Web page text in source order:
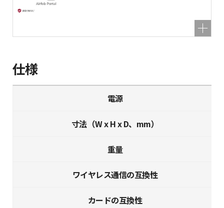
仕様
電源
寸法（W x H x D、mm）
重量
ワイヤレス通信の互換性
カードの互換性